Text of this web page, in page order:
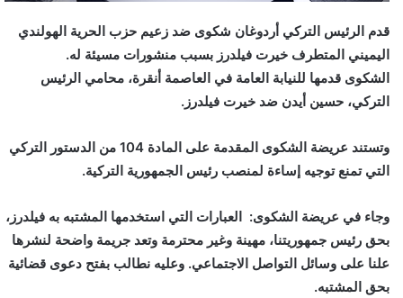
ر
و
ن
ي
قدم الرئيس التركي أردوغان شكوى ضد زعيم حزب الحرية الهولندي
اليميني المتطرف خيرت فيلدرز بسبب منشورات مسيئة له.
الشكوى قدمها للنيابة العامة في العاصمة أنقرة، محامي الرئيس
التركي، حسين أيدن ضد خيرت فيلدرز.
وتستند عريضة الشكوى المقدمة على المادة 104 من الدستور التركي
التي تمنع توجيه إساءة لمنصب رئيس الجمهورية التركية.
وجاء في عريضة الشكوى: العبارات التي استخدمها المشتبه به فيلدرز،
بحق رئيس جمهوريتنا، مهينة وغير محترمة وتعد جريمة واضحة لنشرها
علنا على وسائل التواصل الاجتماعي. وعليه نطالب بفتح دعوى قضائية
بحق المشتبه.